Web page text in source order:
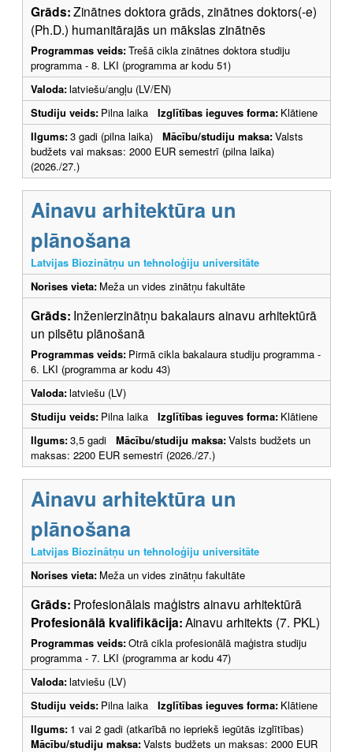
Grāds:Zinātnes doktora grāds, zinātnes doktors(-e)
(Ph.D.) humanitārajās un mākslas zinātnēs
Programmas veids:Trešā cikla zinātnes doktora studiju
programma - 8. LKI (programma ar kodu 51)
Valoda:latviešu/angļu (LV/EN)
Studiju veids: Pilna laika Izglītības ieguves forma: Klātiene
Ilgums:3 gadi (pilna laika) Mācību/studiju maksa:Valsts
budžets vai maksas: 2000 EUR semestrī (pilna laika)
(2026./27.)
Ainavu arhitektūra un
plānošana
Latvijas Biozinātņu un tehnoloģiju universitāte
Norises vieta: Meža un vides zinātņu fakultāte
Grāds: Inženierzinātņu bakalaurs ainavu arhitektūrā
un pilsētu plānošanā
Programmas veids: Pirmā cikla bakalaura studiju programma -
6. LKI (programma ar kodu 43)
Valoda:latviešu (LV)
Studiju veids: Pilna laika Izglītības ieguves forma: Klātiene
Ilgums:3,5 gadi Mācību/studiju maksa:Valsts budžets un
maksas: 2200 EUR semestrī (2026./27.)
Ainavu arhitektūra un
plānošana
Latvijas Biozinātņu un tehnoloģiju universitāte
Norises vieta: Meža un vides zinātņu fakultāte
Grāds: Profesionālais maģistrs ainavu arhitektūrā
Profesionālā kvalifikācija:Ainavu arhitekts (7. PKL)
Programmas veids:Otrā cikla profesionālā maģistra studiju
programma - 7. LKI (programma ar kodu 47)
Valoda:latviešu (LV)
Studiju veids: Pilna laika Izglītības ieguves forma: Klātiene
Ilgums: 1 vai 2 gadi (atkarībā no iepriekš iegūtās izglītības)
Mācību/studiju maksa:Valsts budžets un maksas: 2000 EUR